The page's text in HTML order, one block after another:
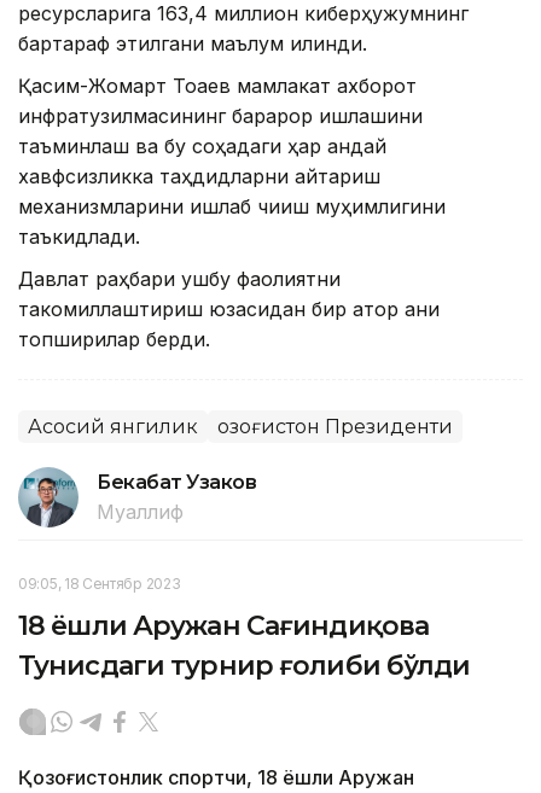
ресурсларига 163,4 миллион киберҳужумнинг
бартараф этилгани маълум қилинди.
Қасим-Жомарт Тоқаев мамлакат ахборот
инфратузилмасининг барқарор ишлашини
таъминлаш ва бу соҳадаги ҳар қандай
хавфсизликка таҳдидларни қайтариш
механизмларини ишлаб чиқиш муҳимлигини
таъкидлади.
Давлат раҳбари ушбу фаолиятни
такомиллаштириш юзасидан бир қатор аниқ
топшириқлар берди.
Асосий янгилик Қозоғистон Президенти
Бекабат Узаков
Муаллиф
09:05, 18 Сентябр 2023
18 ёшли Аружан Сағиндиқова
Тунисдаги турнир ғолиби бўлди
Қозоғистонлик спортчи, 18 ёшли Аружан